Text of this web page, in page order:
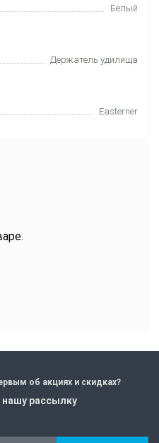
Белый
Держатель удилища
Easterner
об акциях и скидках?
рассылку